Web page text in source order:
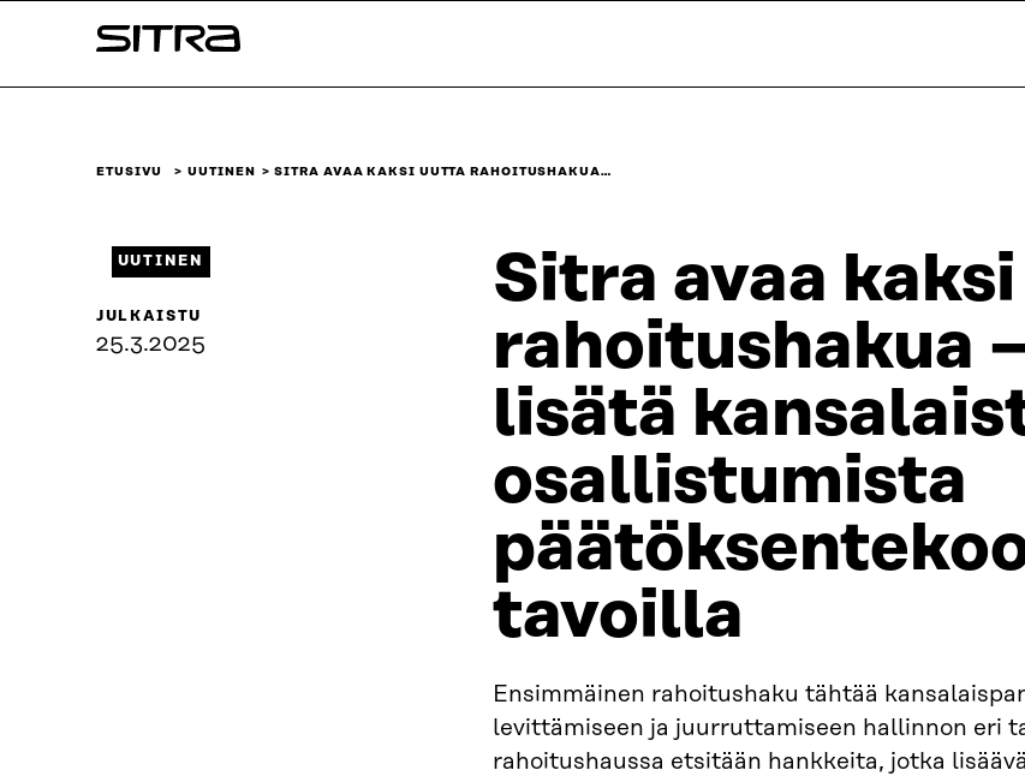
sisältöön
Sitra
ETUSIVU UUTINEN SITRA AVAA KAKSI UUTTA RAHOITUSHAKUA…
Sitra avaa
rahoitushakua
lisätä
osallistumista
tavoilla
Ensimmäinen rahoitushaku tähtää
levittämiseen ja juurruttamiseen hallinnon eri
rahoitushaussa etsitään hankkeita, jotka
UUTINEN
JULKAISTU
25.3.2025